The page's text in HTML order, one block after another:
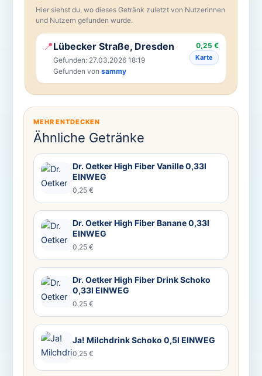
Hier siehst du, wo dieses Getränk zuletzt von Nutzerinnen
und Nutzern gefunden wurde.
📍Lübecker Straße, Dresden
Gefunden: 27.03.2026 18:19
Gefunden von sammy
0,25 €
Karte
MEHR ENTDECKEN
Ähnliche Getränke
Dr. Oetker High Fiber Vanille 0,33l
EINWEG
0,25 €
Dr. Oetker High Fiber Banane 0,33l
EINWEG
0,25 €
Dr. Oetker High Fiber Drink Schoko
0,33l EINWEG
0,25 €
Ja! Milchdrink Schoko 0,5l EINWEG
0,25 €